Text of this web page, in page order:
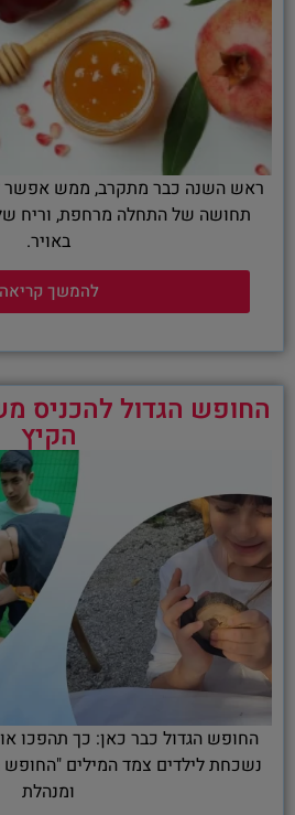
ראש השנה כבר מתקרב, ממש אפשר
תחושה של התחלה מרחפת, וריח
באויר.
להמשך קריאה
החופש הגדול להכניס
הקיץ
החופש הגדול כבר כאן: כך תהפכו
נשכחת לילדים צמד המילים "החופש
ומנהלת